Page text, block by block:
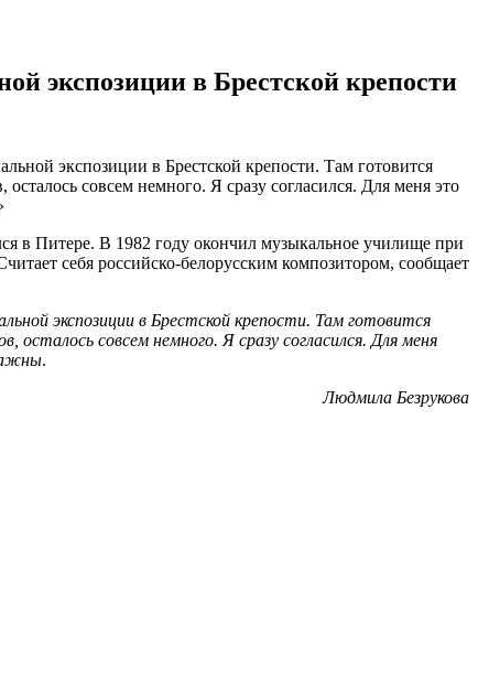
экспозиции в Брестской крепости
экспозиции в Брестской крепости. Там готовится
совсем немного. Я сразу согласился. Для меня это
в Питере. В 1982 году окончил музыкальное училище при
себя российско-белорусским композитором, сообщает
экспозиции в Брестской крепости. Там готовится
совсем немного. Я сразу согласился. Для меня
.
Людмила Безрукова